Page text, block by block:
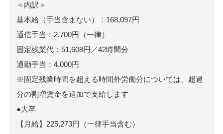
＜内訳＞
基本給（手当含まない）：168,097円
通信手当：2,700円（一律）
固定残業代：51,608円／42時間分
通勤手当：4,000円
※固定残業時間を超える時間外労働分については、超過
分の割増賃金を追加で支給します
●大卒
【月給】225,273円（一律手当含む）